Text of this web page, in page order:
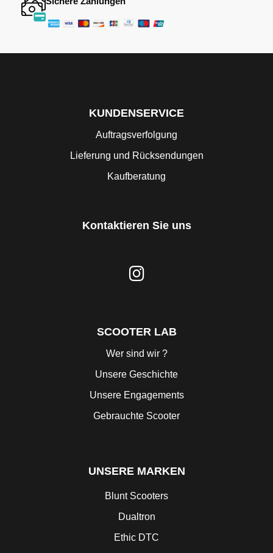
KUNDENSERVICE
Auftragsverfolgung
Lieferung und Rücksendungen
Kaufberatung
Kontaktieren Sie uns
SCOOTER LAB
Wer sind wir ?
Unsere Geschichte
Unsere Engagements
Gebrauchte Scooter
UNSERE MARKEN
Blunt Scooters
Dualtron
Ethic DTC